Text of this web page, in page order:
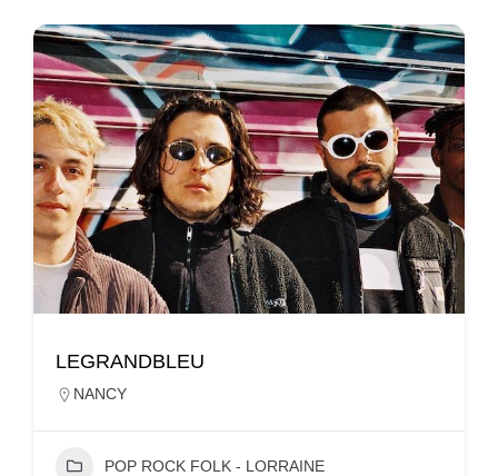
LEGRANDBLEU
NANCY
POP ROCK FOLK - LORRAINE